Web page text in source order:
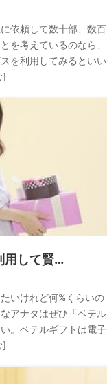
依頼して数十部、数百
を考えているのなら、
を利用してみるといい
]
用して賢…
いけれど何%くらいの
アナタはぜひ「ベテル
。ベテルギフトは電子
]